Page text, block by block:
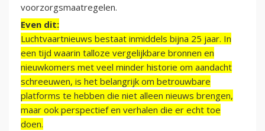
voorzorgsmaatregelen.
Even dit:
Luchtvaartnieuws bestaat inmiddels bijna 25 jaar. In
een tijd waarin talloze vergelijkbare bronnen en
nieuwkomers met veel minder historie om aandacht
schreeuwen, is het belangrijk om betrouwbare
platforms te hebben die niet alleen nieuws brengen,
maar ook perspectief en verhalen die er echt toe
doen.